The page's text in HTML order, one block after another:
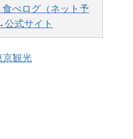
べログ（ネット予
公式サイト
京観光